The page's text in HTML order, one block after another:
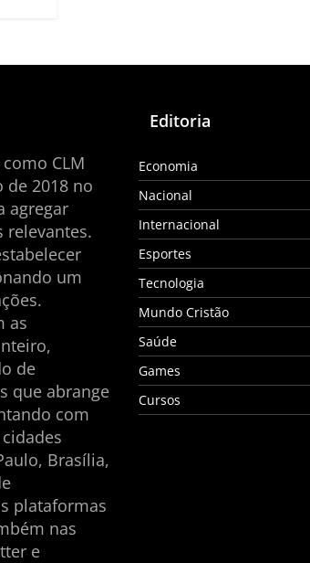
CLM
2018 no
agregar
relevantes.
um
as
de
que abrange
com
Brasília,
plataformas
nas
e
Editoria
Economia
Nacional
Internacional
Esportes
Tecnologia
Mundo Cristão
Saúde
Games
Cursos